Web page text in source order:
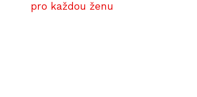
pro každou ženu